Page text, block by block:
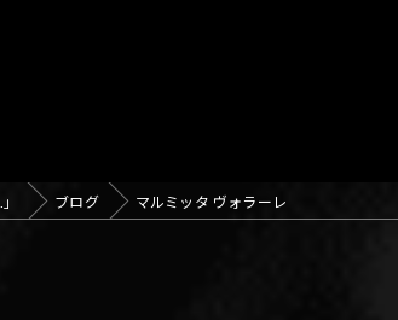
ジナルブランド
ブログ マルミッタ ヴォラーレ